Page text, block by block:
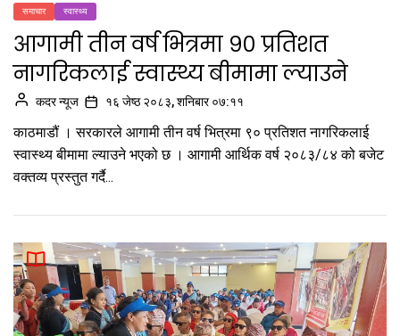
समाचार स्वास्थ्य
आगामी तीन वर्ष भित्रमा ९० प्रतिशत
नागरिकलाई स्वास्थ्य बीमामा ल्याउने
कदर न्यूज १६ जेष्ठ २०८३, शनिबार ०७:११
काठमाडौं । सरकारले आगामी तीन वर्ष भित्रमा ९० प्रतिशत नागरिकलाई
स्वास्थ्य बीमामा ल्याउने भएको छ । आगामी आर्थिक वर्ष २०८३/८४ को बजेट
वक्तव्य प्रस्तुत गर्दै...